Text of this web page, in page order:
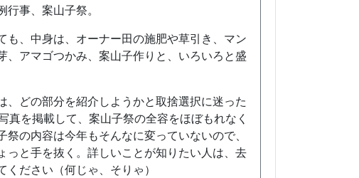
事、案山子祭。
も、中身は、オーナー田の施肥や草引き、マン
、アマゴつかみ、案山子作りと、いろいろと盛
、どの部分を紹介しようかと取捨選択に迷った
真を掲載して、案山子祭の全容をほぼもれなく
祭の内容は今年もそんなに変っていないので、
っと手を抜く。詳しいことが知りたい人は、去
ください（何じゃ、そりゃ）